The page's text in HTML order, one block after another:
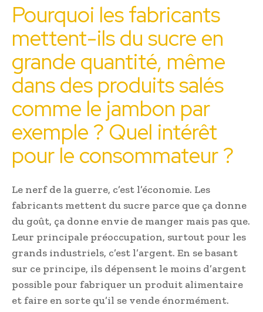
Pourquoi les fabricants
mettent-ils du sucre en
grande quantité, même
dans des produits salés
comme le jambon par
exemple ? Quel intérêt
pour le consommateur ?
Le nerf de la guerre, c’est l’économie. Les
fabricants mettent du sucre parce que ça donne
du goût, ça donne envie de manger mais pas que.
Leur principale préoccupation, surtout pour les
grands industriels, c’est l’argent. En se basant
sur ce principe, ils dépensent le moins d’argent
possible pour fabriquer un produit alimentaire
et faire en sorte qu’il se vende énormément.